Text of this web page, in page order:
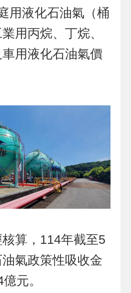
用液化石油氣（桶
用丙烷、丁烷、
用液化石油氣價
算，114年截至5
氣政策性吸收金
元。